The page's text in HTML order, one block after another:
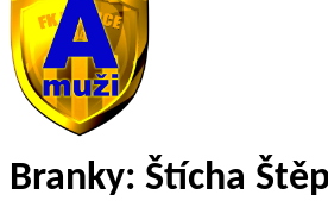
Branky: Štícha